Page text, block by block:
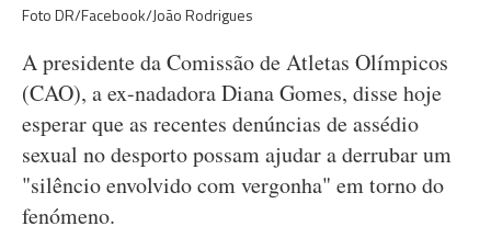
Foto DR/Facebook/João Rodrigues
A presidente da Comissão de Atletas Olímpicos
(CAO), a ex-nadadora Diana Gomes, disse hoje
esperar que as recentes denúncias de assédio
sexual no desporto possam ajudar a derrubar um
"silêncio envolvido com vergonha" em torno do
fenómeno.